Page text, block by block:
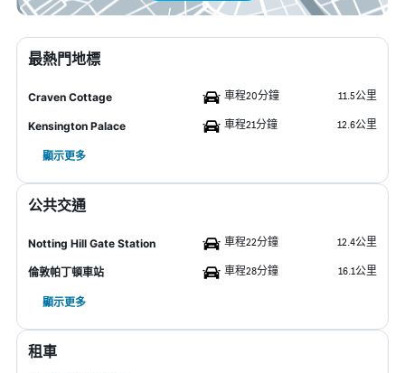
最熱門地標
Craven Cottage 車程20分鐘 11.5公里
Kensington Palace 車程21分鐘 12.6公里
顯示更多
公共交通
Notting Hill Gate Station 車程22分鐘 12.4公里
倫敦帕丁頓車站 車程28分鐘 16.1公里
顯示更多
租車